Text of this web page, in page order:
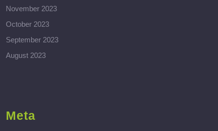
November 2023
October 2023
September 2023
August 2023
Meta